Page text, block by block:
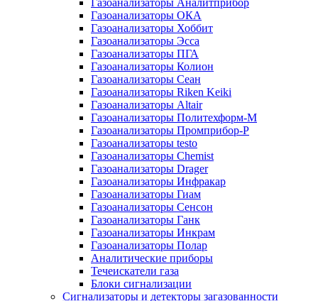
Газоанализаторы Аналитприбор
Газоанализаторы ОКА
Газоанализаторы Хоббит
Газоанализаторы Эсса
Газоанализаторы ПГА
Газоанализаторы Колион
Газоанализаторы Сеан
Газоанализаторы Riken Keiki
Газоанализаторы Altair
Газоанализаторы Политехформ-М
Газоанализаторы Промприбор-Р
Газоанализаторы testo
Газоанализаторы Chemist
Газоанализаторы Drager
Газоанализаторы Инфракар
Газоанализаторы Гиам
Газоанализаторы Сенсон
Газоанализаторы Ганк
Газоанализаторы Инкрам
Газоанализаторы Полар
Аналитические приборы
Течеискатели газа
Блоки сигнализации
Сигнализаторы и детекторы загазованности